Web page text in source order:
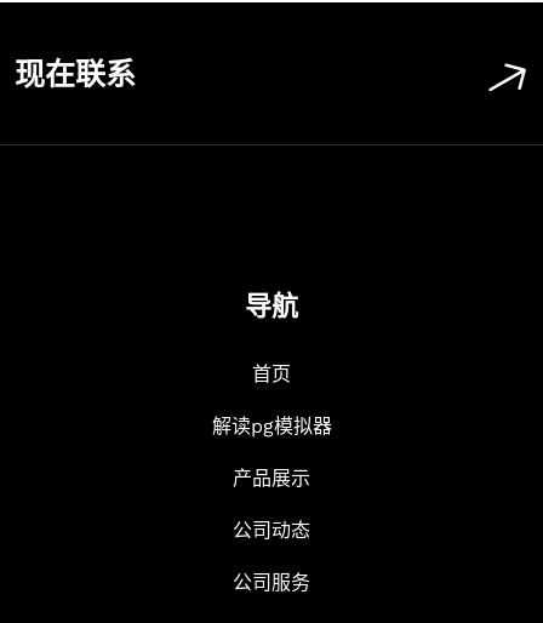
现在联系
导航
首页
解读pg模拟器
产品展示
公司动态
公司服务